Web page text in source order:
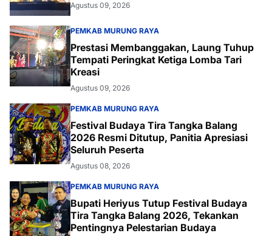
Agustus 09, 2026
PEMKAB MURUNG RAYA
Prestasi Membanggakan, Laung Tuhup
Tempati Peringkat Ketiga Lomba Tari
Kreasi
Agustus 09, 2026
PEMKAB MURUNG RAYA
Festival Budaya Tira Tangka Balang
2026 Resmi Ditutup, Panitia Apresiasi
Seluruh Peserta
Agustus 08, 2026
PEMKAB MURUNG RAYA
Bupati Heriyus Tutup Festival Budaya
Tira Tangka Balang 2026, Tekankan
Pentingnya Pelestarian Budaya